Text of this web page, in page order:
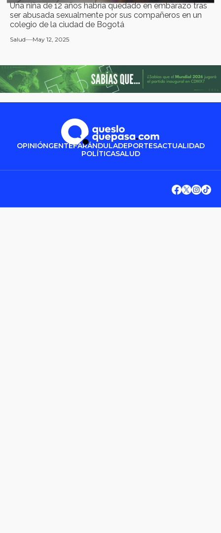
Una niña de 12 años habría quedado en embarazo tras
ser abusada sexualmente por sus compañeros en un
colegio de la ciudad de Bogotá
Salud May 12, 2025
OPINIÓNGENTEFARÁNDULADEPORTESACTUALIDAD
POLÍTICASALUD